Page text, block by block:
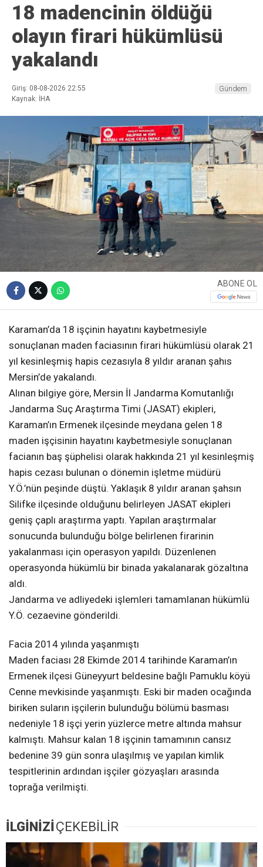
18 madencinin öldüğü
olayın firari hükümlüsü
yakalandı
Giriş: 08-08-2026 22:55
Kaynak: İHA
Gündem
ABONE OL
Karaman’da 18 işçinin hayatını kaybetmesiyle
sonuçlanan maden faciasının firari hükümlüsü olarak 21
yıl kesinleşmiş hapis cezasıyla 8 yıldır aranan şahıs
Mersin’de yakalandı.
Alınan bilgiye göre, Mersin İl Jandarma Komutanlığı
Jandarma Suç Araştırma Timi (JASAT) ekipleri,
Karaman’ın Ermenek ilçesinde meydana gelen 18
maden işçisinin hayatını kaybetmesiyle sonuçlanan
facianın baş şüphelisi olarak hakkında 21 yıl kesinleşmiş
hapis cezası bulunan o dönemin işletme müdürü
Y.Ö.’nün peşinde düştü. Yaklaşık 8 yıldır aranan şahsın
Silifke ilçesinde olduğunu belirleyen JASAT ekipleri
geniş çaplı araştırma yaptı. Yapılan araştırmalar
sonucunda bulunduğu bölge belirlenen firarinin
yakalanması için operasyon yapıldı. Düzenlenen
operasyonda hükümlü bir binada yakalanarak gözaltına
aldı.
Jandarma ve adliyedeki işlemleri tamamlanan hükümlü
Y.Ö. cezaevine gönderildi.
Facia 2014 yılında yaşanmıştı
Maden faciası 28 Ekimde 2014 tarihinde Karaman’ın
Ermenek ilçesi Güneyyurt beldesine bağlı Pamuklu köyü
Cenne mevkisinde yaşanmıştı. Eski bir maden ocağında
biriken suların işçilerin bulunduğu bölümü basması
nedeniyle 18 işçi yerin yüzlerce metre altında mahsur
kalmıştı. Mahsur kalan 18 işçinin tamamının cansız
bedenine 39 gün sonra ulaşılmış ve yapılan kimlik
tespitlerinin ardından işçiler gözyaşları arasında
toprağa verilmişti.
İLGİNİZİÇEKEBİLİR